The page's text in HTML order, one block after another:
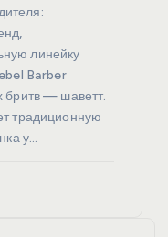
линейку
Barber
бритв — шаветт.
традиционную
у…